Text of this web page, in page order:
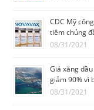
CDC Mỹ
tiêm chủng
08/31/2021
Giá xăng
giảm 90% vì
08/31/2021